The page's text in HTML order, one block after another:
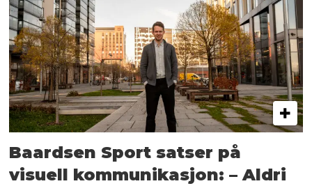
Baardsen Sport satser på
visuell kommunikasjon: – Aldri